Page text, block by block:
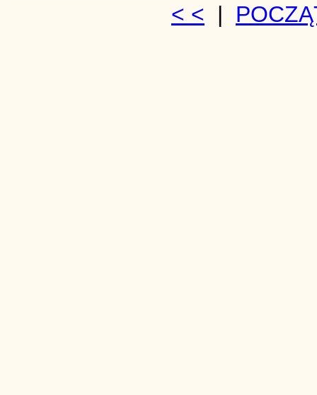
< < |